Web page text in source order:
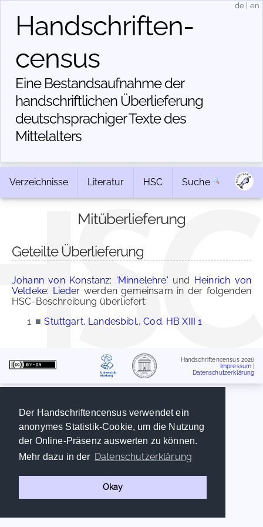
Der Handschriftencensus verwendet ein
anonymes Statistik-Cookie, um die Nutzung
der Online-Präsenz auswerten zu können.
Mehr dazu in der Datenschutzerklärung
Okay
Handschriften­
census
Eine Bestandsaufnahme der
handschriftlichen Über­lieferung
deutschsprachiger Texte des
Mittelalters
de en
Verzeichnisse Literatur HSC Suche
Mitüberlieferung
Geteilte Überlieferung
Johann von Konstanz: 'Minnelehre' und Heinrich von
Veldeke: Lieder werden gemeinsam in der folgenden
HSC-Beschreibung überliefert:
■ Stuttgart, Landesbibl., Cod. HB XIII 1
Handschriftencensus 2026
Impressum
Datenschutzerklärung